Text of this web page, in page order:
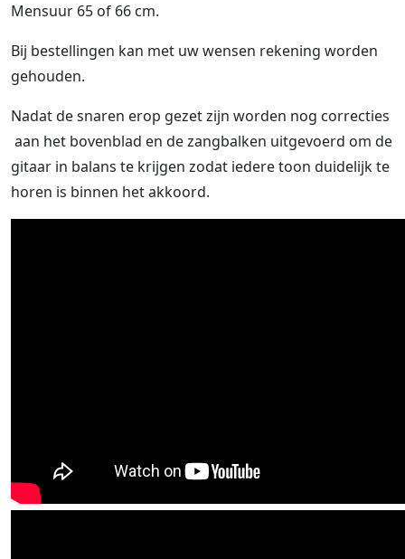
Mensuur 65 of 66 cm.
Bij bestellingen kan met uw wensen rekening worden
gehouden.
Nadat de snaren erop gezet zijn worden nog correcties
aan het bovenblad en de zangbalken uitgevoerd om de
gitaar in balans te krijgen zodat iedere toon duidelijk te
horen is binnen het akkoord.